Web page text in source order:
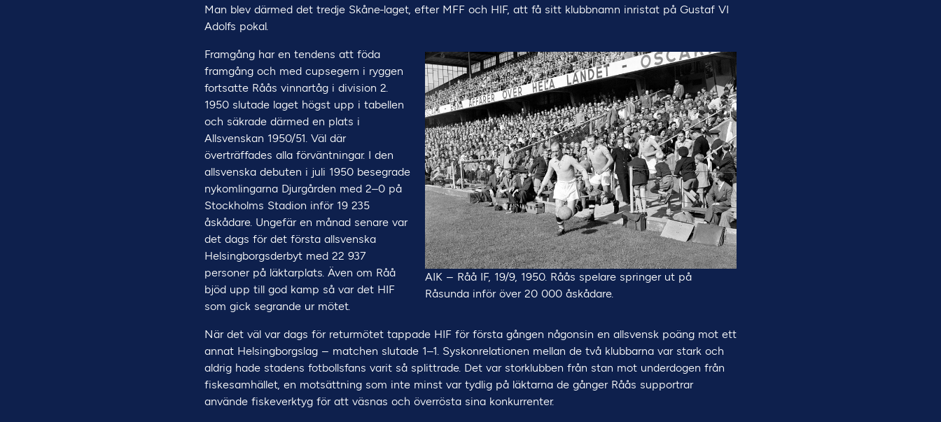
Man blev därmed det tredje Skåne-laget, efter MFF och HIF, att få sitt klubbnamn inristat på Gustaf VI
Adolfs pokal.
AIK – Råå IF, 19/9, 1950. Råås spelare springer ut på
Råsunda inför över 20 000 åskådare.
Framgång har en tendens att föda
framgång och med cupsegern i ryggen
fortsatte Råås vinnartåg i division 2.
1950 slutade laget högst upp i tabellen
och säkrade därmed en plats i
Allsvenskan 1950/51. Väl där
överträffades alla förväntningar. I den
allsvenska debuten i juli 1950 besegrade
nykomlingarna Djurgården med 2–0 på
Stockholms Stadion inför 19 235
åskådare. Ungefär en månad senare var
det dags för det första allsvenska
Helsingborgsderbyt med 22 937
personer på läktarplats. Även om Råå
bjöd upp till god kamp så var det HIF
som gick segrande ur mötet.
När det väl var dags för returmötet tappade HIF för första gången någonsin en allsvensk poäng mot ett
annat Helsingborgslag – matchen slutade 1–1. Syskonrelationen mellan de två klubbarna var stark och
aldrig hade stadens fotbollsfans varit så splittrade. Det var storklubben från stan mot underdogen från
fiskesamhället, en motsättning som inte minst var tydlig på läktarna de gånger Råås supportrar
använde fiskeverktyg för att väsnas och överrösta sina konkurrenter.